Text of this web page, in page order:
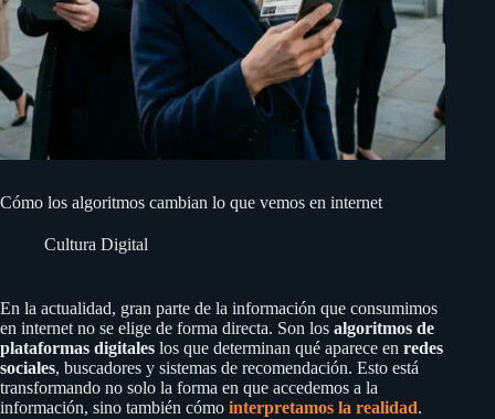
Cómo los algoritmos cambian lo que vemos en internet
Cultura Digital
En la actualidad, gran parte de la información que consumimos
en internet no se elige de forma directa. Son los algoritmos de
plataformas digitales los que determinan qué aparece en redes
sociales, buscadores y sistemas de recomendación. Esto está
transformando no solo la forma en que accedemos a la
información, sino también cómo interpretamos la realidad.